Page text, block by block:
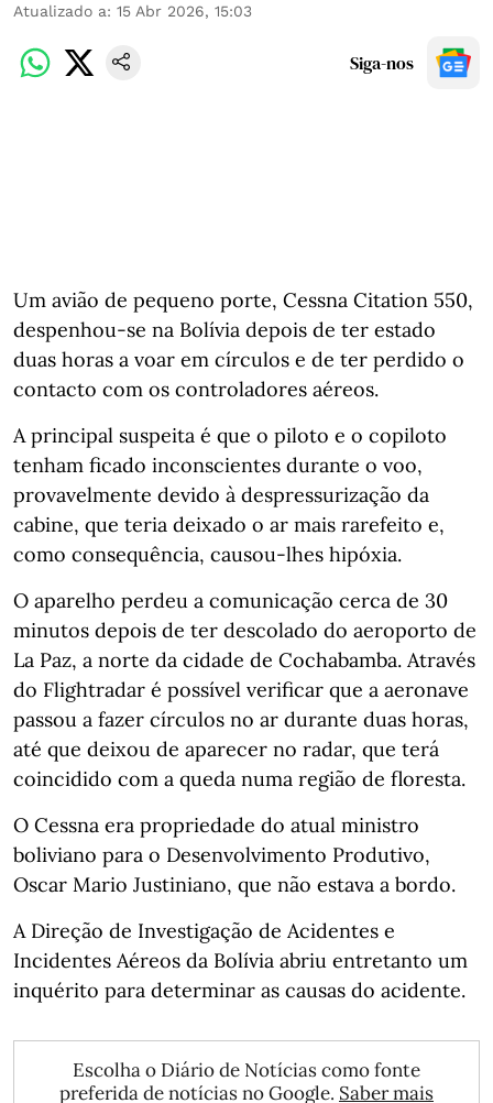
Atualizado a: 15 Abr 2026, 15:03
Siga-nos
Um avião de pequeno porte, Cessna Citation 550,
despenhou-se na Bolívia depois de ter estado
duas horas a voar em círculos e de ter perdido o
contacto com os controladores aéreos.
A principal suspeita é que o piloto e o copiloto
tenham ficado inconscientes durante o voo,
provavelmente devido à despressurização da
cabine, que teria deixado o ar mais rarefeito e,
como consequência, causou-lhes hipóxia.
O aparelho perdeu a comunicação cerca de 30
minutos depois de ter descolado do aeroporto de
La Paz, a norte da cidade de Cochabamba. Através
do Flightradar é possível verificar que a aeronave
passou a fazer círculos no ar durante duas horas,
até que deixou de aparecer no radar, que terá
coincidido com a queda numa região de floresta.
O Cessna era propriedade do atual ministro
boliviano para o Desenvolvimento Produtivo,
Oscar Mario Justiniano, que não estava a bordo.
A Direção de Investigação de Acidentes e
Incidentes Aéreos da Bolívia abriu entretanto um
inquérito para determinar as causas do acidente.
Escolha o Diário de Notícias como fonte
preferida de notícias no Google. Saber mais